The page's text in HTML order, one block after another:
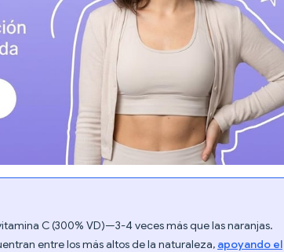
C (300% VD)—3-4 veces más que las naranjas.
entre los más altos de la naturaleza, apoyando el